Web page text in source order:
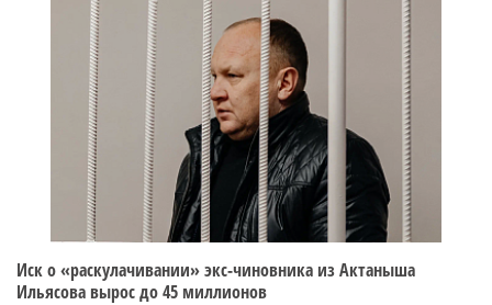
Иск о «раскулачивании» экс-чиновника из Актаныша
Ильясова вырос до 45 миллионов